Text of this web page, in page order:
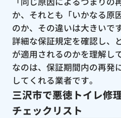
か、それとも「いかなる原
のか、その違いは大きいです
詳細な保証規定を確認し、
が適用されるのかを理解し
なのは、保証期間内の再発
してくれる業者です。
三沢市で悪徳トイレ修
チェックリスト